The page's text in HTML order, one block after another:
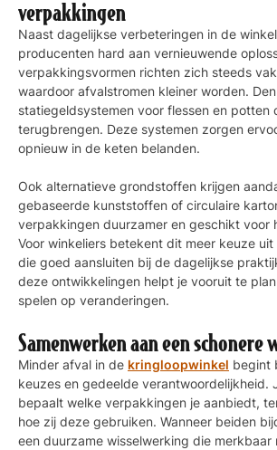
verpakkingen
Naast dagelijkse verbeteringen in de
producenten hard aan vernieuwende
verpakkingsvormen richten zich steeds
waardoor afvalstromen kleiner worden.
statiegeldsystemen voor flessen en potten
terugbrengen. Deze systemen zorgen
opnieuw in de keten belanden.
Ook alternatieve grondstoffen krijgen
gebaseerde kunststoffen of circulaire
verpakkingen duurzamer en geschikt voor
Voor winkeliers betekent dit meer keuze
die goed aansluiten bij de dagelijkse
deze ontwikkelingen helpt je vooruit te
spelen op veranderingen.
Samenwerken aan een
Minder afval in de kringloopwinkel begint
keuzes en gedeelde verantwoordelijkheid.
bepaalt welke verpakkingen je aanbiedt,
hoe zij deze gebruiken. Wanneer beiden
een duurzame wisselwerking die merkbaar